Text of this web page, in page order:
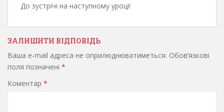
До зустрічі на наступному уроці!
ЗАЛИШИТИ ВІДПОВІДЬ
Ваша e-mail адреса не оприлюднюватиметься. Обов’язкові
поля позначені *
Коментар *